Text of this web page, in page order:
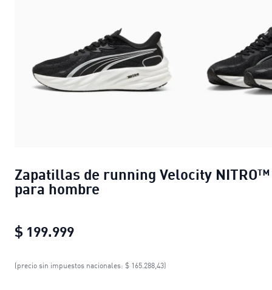
Zapatillas de running Velocity
para hombre
$ 199.999
Zapatillas de running Velocity
(precio sin impuestos nacionales: $ 165.288,43)